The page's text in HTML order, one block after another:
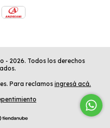
- 2026. Todos los derechos
Para reclamos ingresá acá.